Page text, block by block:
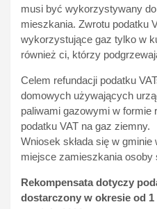
musi być wykorzystywany
mieszkania. Zwrotu podatku
wykorzystujące gaz tylko w
również ci, którzy
Celem refundacji podatku
domowych używających
paliwami gazowymi w formie
podatku VAT na gaz ziemny.
Wniosek składa się w gminie
miejsce zamieszkania osoby
Rekompensata dotyczy
dostarczony w okresie od 1